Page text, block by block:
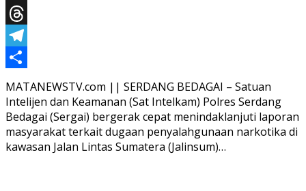
X
Threads
Telegram
Share
MATANEWSTV.com || SERDANG BEDAGAI – Satuan
Intelijen dan Keamanan (Sat Intelkam) Polres Serdang
Bedagai (Sergai) bergerak cepat menindaklanjuti laporan
masyarakat terkait dugaan penyalahgunaan narkotika di
kawasan Jalan Lintas Sumatera (Jalinsum)…